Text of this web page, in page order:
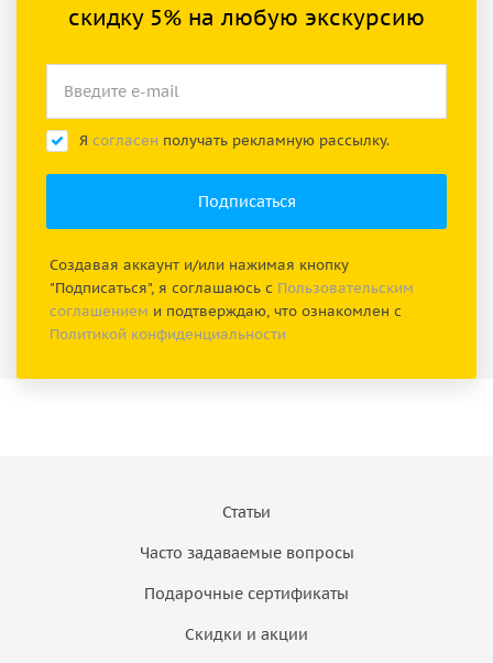
скидку 5% на любую экскурсию
Я согласен получать рекламную рассылку.
Создавая аккаунт и/или нажимая кнопку
"Подписаться", я соглашаюсь с Пользовательским
соглашением и подтверждаю, что ознакомлен с
Политикой конфиденциальности
Статьи
Часто задаваемые вопросы
Подарочные сертификаты
Скидки и акции